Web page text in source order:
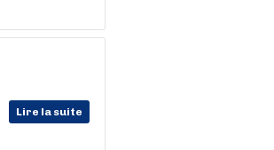
Lire la suite